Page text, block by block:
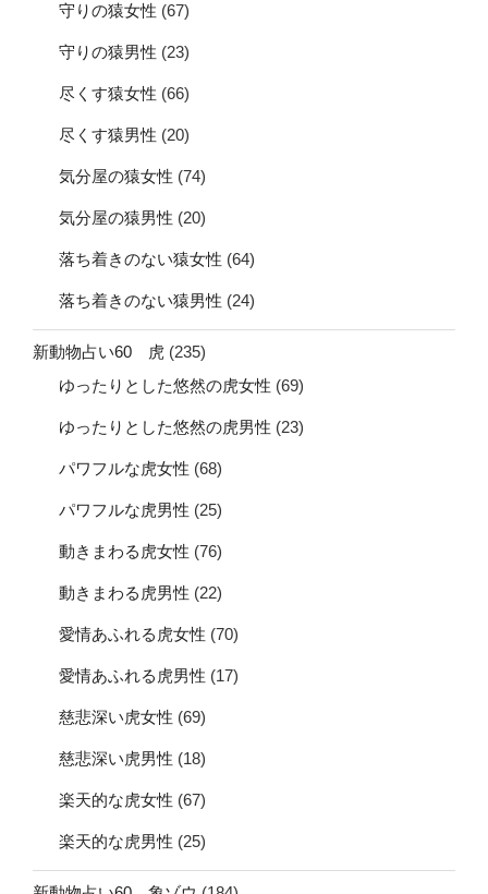
守りの猿女性 (67)
守りの猿男性 (23)
尽くす猿女性 (66)
尽くす猿男性 (20)
気分屋の猿女性 (74)
気分屋の猿男性 (20)
落ち着きのない猿女性 (64)
落ち着きのない猿男性 (24)
新動物占い60 虎 (235)
ゆったりとした悠然の虎女性 (69)
ゆったりとした悠然の虎男性 (23)
パワフルな虎女性 (68)
パワフルな虎男性 (25)
動きまわる虎女性 (76)
動きまわる虎男性 (22)
愛情あふれる虎女性 (70)
愛情あふれる虎男性 (17)
慈悲深い虎女性 (69)
慈悲深い虎男性 (18)
楽天的な虎女性 (67)
楽天的な虎男性 (25)